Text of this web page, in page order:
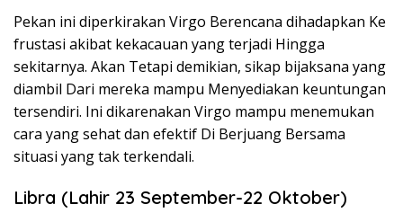
Pekan ini diperkirakan Virgo Berencana dihadapkan Ke
frustasi akibat kekacauan yang terjadi Hingga
sekitarnya. Akan Tetapi demikian, sikap bijaksana yang
diambil Dari mereka mampu Menyediakan keuntungan
tersendiri. Ini dikarenakan Virgo mampu menemukan
cara yang sehat dan efektif Di Berjuang Bersama
situasi yang tak terkendali.
Libra (Lahir 23 September-22 Oktober)